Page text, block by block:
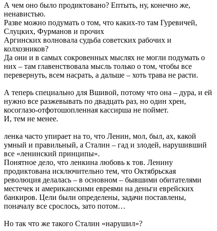
А чем оно было продиктовано? Ептыть, ну, конечно же,
ненавистью.
Разве можно подумать о том, что каких-то там Гуревичей,
Слуцких, Фурманов и прочих
Аргинских волновала судьба советских рабочих и
колхозников?
Да они и в самых сокровенных мыслях не могли подумать о
них – там главенствовала мысль только о том, чтобы все
перевернуть, всем насрать, а дальше – хоть трава не расти.
А теперь специально для Вшивой, потому что она – дура, и ей
нужно все разжевывать по двадцать раз, но один хрен,
косоглазо-отфотошопленная кассирша не поймет.
И, тем не менее.
ленка часто упирает на то, что Ленин, мол, был, ах, какой
умный и правильный, а Сталин – гад и злодей, нарушивший
все «ленинский принципы».
Понятное дело, что ленкина любовь к тов. Ленину
продиктована исключительно тем, что Октябрьская
революция делалась – в основном – бывшими обитателями
местечек и американскими евреями на деньги еврейских
банкиров. Цели были определены, задачи поставлены,
поначалу все срослось, зато потом…
Но так что же такого Сталин «нарушил»?